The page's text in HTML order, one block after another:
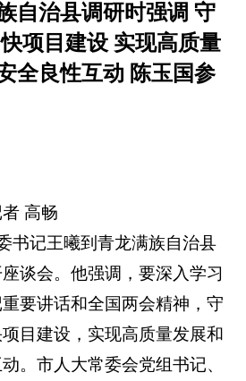
自治县调研时强调 守
项目建设 实现高质量
全良性互动 陈玉国参
高畅
书记王曦到青龙满族自治县
谈会。他强调，要深入学习
要讲话和全国两会精神，守
目建设，实现高质量发展和
。市人大常委会党组书记、